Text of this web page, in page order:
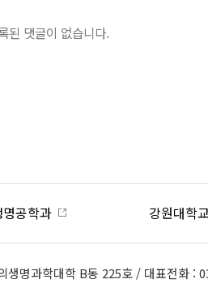
된 댓글이 없습니다.
강원대학교
생명과학대학 B동 225호 / 대표전화 :